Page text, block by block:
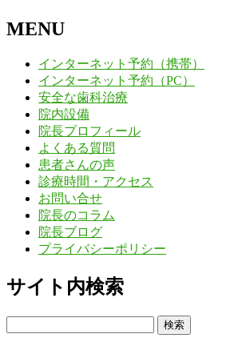
MENU
インターネット予約（携帯）
インターネット予約（PC）
安全な歯科治療
院内設備
院長プロフィール
よくある質問
患者さんの声
診療時間・アクセス
お問い合せ
院長のコラム
院長ブログ
プライバシーポリシー
サイト内検索